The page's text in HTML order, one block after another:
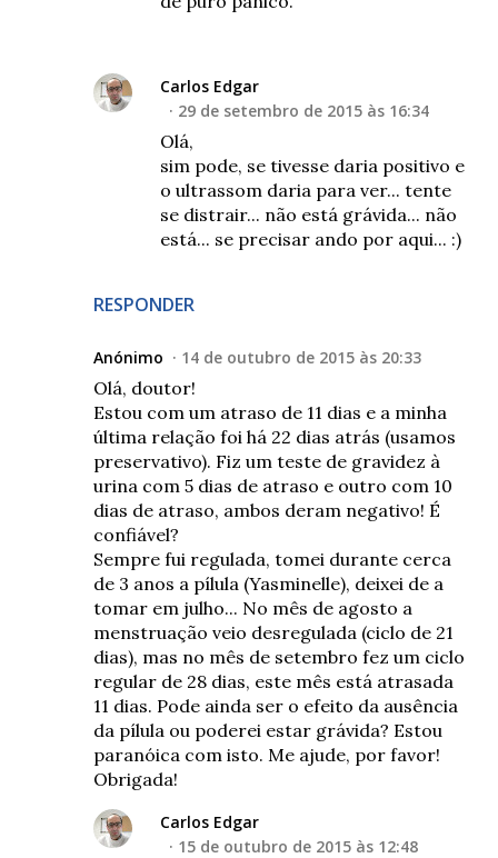
RESPONDER
Carlos Edgar
29 de setembro de 2015 às 16:34
Olá,
sim pode, se tivesse daria positivo e
o ultrassom daria para ver... tente
se distrair... não está grávida... não
está... se precisar ando por aqui... :)
Anónimo 14 de outubro de 2015 às 20:33
Olá, doutor!
Estou com um atraso de 11 dias e a minha
última relação foi há 22 dias atrás (usamos
preservativo). Fiz um teste de gravidez à
urina com 5 dias de atraso e outro com 10
dias de atraso, ambos deram negativo! É
confiável?
Sempre fui regulada, tomei durante cerca
de 3 anos a pílula (Yasminelle), deixei de a
tomar em julho... No mês de agosto a
menstruação veio desregulada (ciclo de 21
dias), mas no mês de setembro fez um ciclo
regular de 28 dias, este mês está atrasada
11 dias. Pode ainda ser o efeito da ausência
da pílula ou poderei estar grávida? Estou
paranóica com isto. Me ajude, por favor!
Obrigada!
Carlos Edgar
15 de outubro de 2015 às 12:48